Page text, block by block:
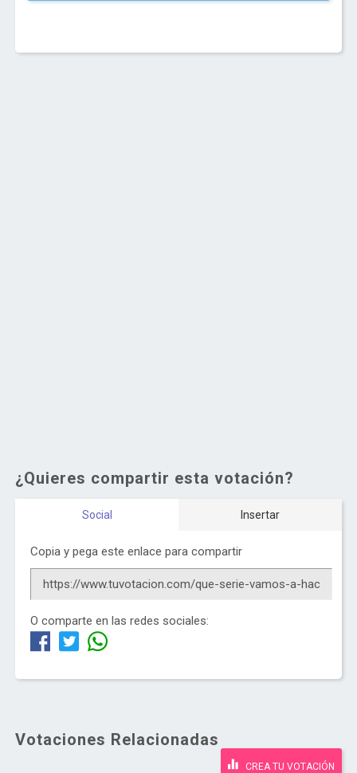
¿Quieres compartir esta votación?
Social Insertar
Copia y pega este enlace para compartir
O comparte en las redes sociales:
Votaciones Relacionadas
CREA TU VOTACIÓN